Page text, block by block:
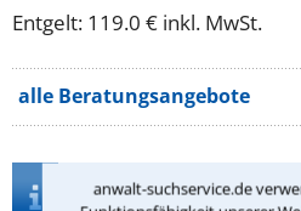
anwalt-suchservice.de
Entgelt: 119.0 € inkl. MwSt.
alle Beratungsangebote
Infos zur Suche